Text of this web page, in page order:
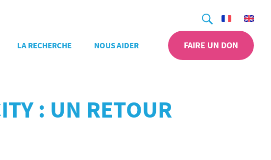
Recherche
LA RECHERCHE NOUS AIDER FAIRE UN DON
: UN RETOUR